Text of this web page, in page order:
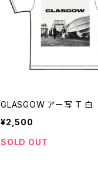
GLASGOW アー写 T 白
¥2,500
SOLD OUT